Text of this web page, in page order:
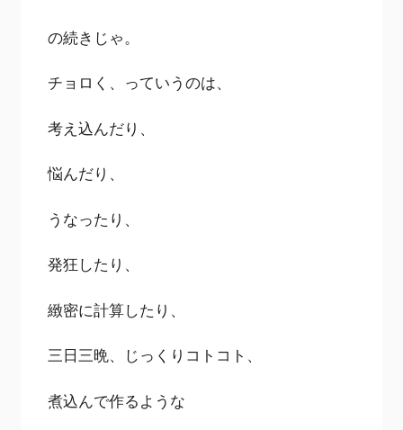
の続きじゃ。
チョロく、っていうのは、
考え込んだり、
悩んだり、
うなったり、
発狂したり、
緻密に計算したり、
三日三晩、じっくりコトコト、
煮込んで作るような